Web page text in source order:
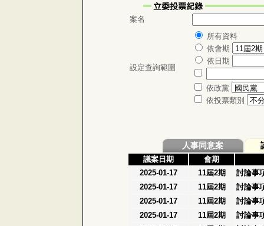
案名
設定查詢範圍
所有資料
依會期
依日期
依政黨
依投票類別
人事同意案
議案日期
會期
2025-01-17
11屆2期
討論事
2025-01-17
11屆2期
討論事
2025-01-17
11屆2期
討論事
2025-01-17
11屆2期
討論事